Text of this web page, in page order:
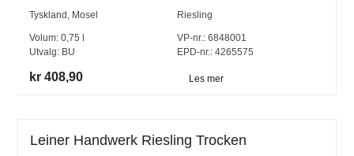
Tyskland , Mosel Riesling
Volum:0,75
Utvalg: BU
VP-nr.:6848001
EPD-nr.: 4265575
kr 408,90 Les mer
Leiner Handwerk Riesling Trocken